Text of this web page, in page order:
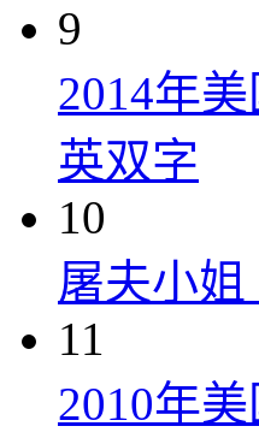
9
2014年
英双字
10
屠夫小姐
11
2010年